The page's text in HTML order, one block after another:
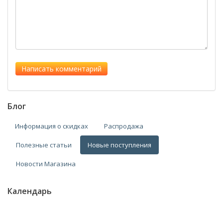
Блог
Информация о скидках Распродажа
Полезные статьи Новые поступления
Новости Магазина
Календарь